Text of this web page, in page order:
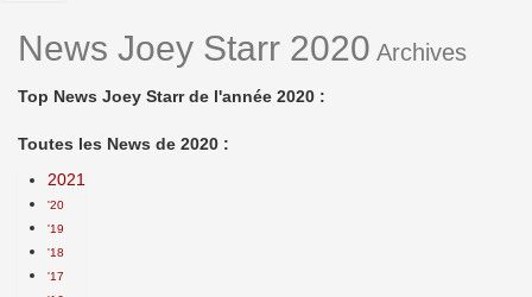
News Joey Starr 2020 Archives
Top News Joey Starr de l'année 2020 :
Toutes les News de 2020 :
2021
'20
'19
'18
'17